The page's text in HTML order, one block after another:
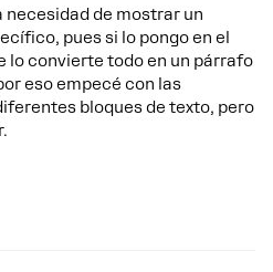
necesidad de mostrar un
pues si lo pongo en el
lo convierte todo en un párrafo
eso empecé con las
bloques de texto, pero